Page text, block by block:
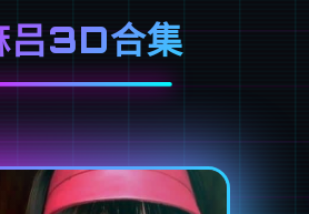
吕3D合集